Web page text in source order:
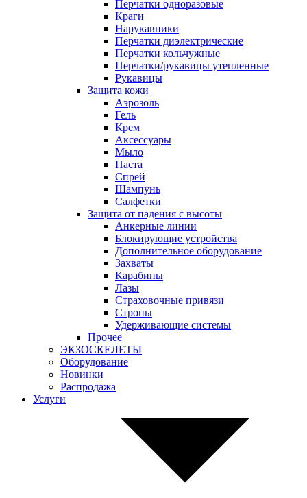
Перчатки одноразовые
Краги
Нарукавники
Перчатки диэлектрические
Перчатки кольчужные
Перчатки/рукавицы утепленные
Рукавицы
Защита кожи
Аэрозоль
Гель
Крем
Аксессуары
Мыло
Паста
Спрей
Шампунь
Салфетки
Защита от падения с высоты
Анкерные линии
Блокирующие устройства
Дополнительное оборудование
Захваты
Карабины
Лазы
Страховочные привязи
Стропы
Удерживающие системы
Прочее
ЭКЗОСКЕЛЕТЫ
Оборудование
Новинки
Распродажа
Услуги